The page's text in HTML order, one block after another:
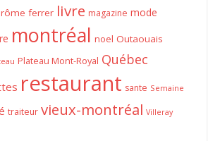
ferrer livre magazine mode
montréal noel Outaouais
Plateau Mont-Royal Québec
restaurant sante Semaine
traiteur vieux-montréal Villeray